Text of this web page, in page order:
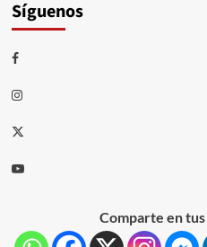
Síguenos
Comparte en tus